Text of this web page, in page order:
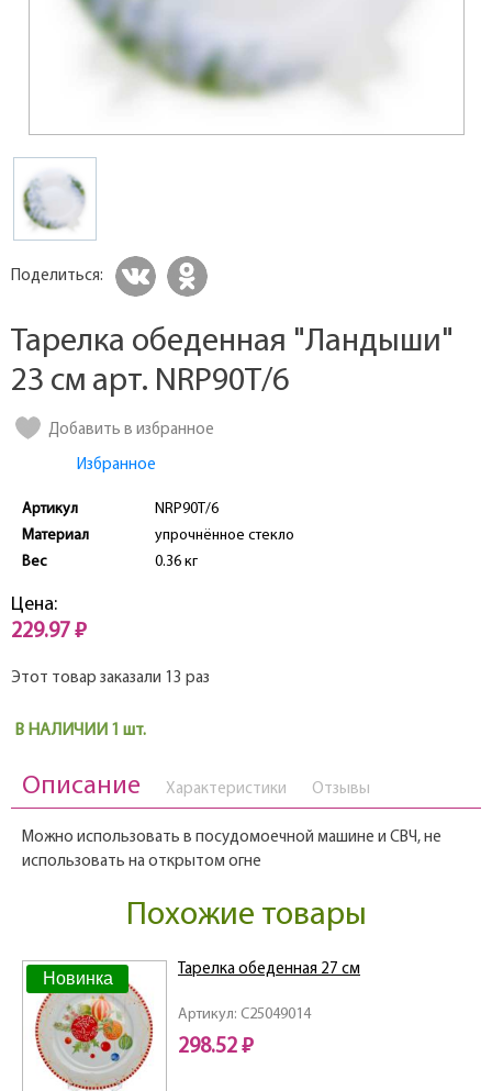
Поделиться:
Тарелка обеденная "Ландыши"
23 см арт. NRP90T/6
Добавить в избранное
Избранное
Артикул
NRP90T/6
Материал
упрочнённое стекло
Вес
0.36 кг
Цена:
229.97 ₽
Этот товар заказали 13 раз
В НАЛИЧИИ 1 шт.
Описание Характеристики Отзывы
Можно использовать в посудомоечной машине и СВЧ, не
использовать на открытом огне
Похожие товары
Новинка
Артикул: C25049014
Тарелка обеденная 27 см
298.52 ₽